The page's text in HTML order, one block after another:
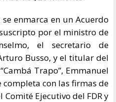
enmarca en un Acuerdo
por el ministro de
el secretario de
Busso, y el titular del
Trapo”, Emmanuel
completa con las firmas de
Ejecutivo del FDR y